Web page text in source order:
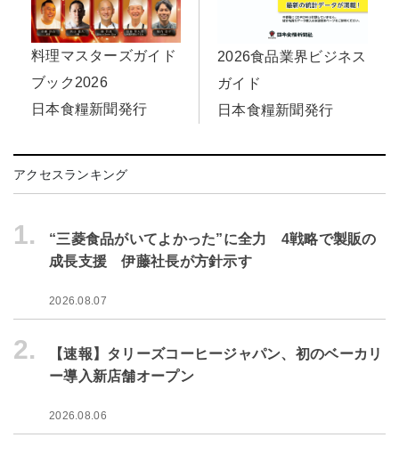
料理マスターズガイド
ブック2026
日本食糧新聞発行
2026食品業界ビジネス
ガイド
日本食糧新聞発行
アクセスランキング
1.
“三菱食品がいてよかった”に全力 4戦略で製販の
成長支援 伊藤社長が方針示す
2026.08.07
2.
【速報】タリーズコーヒージャパン、初のベーカリ
ー導入新店舗オープン
2026.08.06